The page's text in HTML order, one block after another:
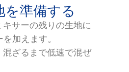
を準備する
キサーの残りの生地に
加えます。
混ざるまで低速で混ぜ